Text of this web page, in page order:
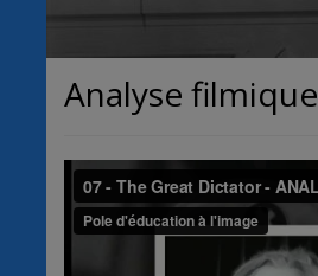
Analyse filmique